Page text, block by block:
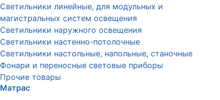
Светильники линейные, для модульных и
магистральных систем освещения
Светильники наружного освещения
Светильники настенно-потолочные
Светильники настольные, напольные, станочные
Фонари и переносные световые приборы
Прочие товары
Матрас